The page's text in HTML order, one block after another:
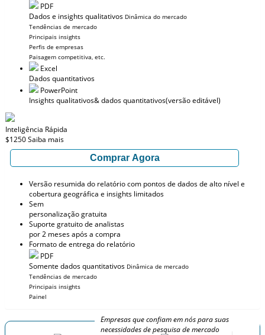
PDF
Dados e insights qualitativos Dinâmica do mercado
Tendências de mercado
Principais insights
Perfis de empresas
Paisagem competitiva, etc.
Excel
Dados quantitativos
PowerPoint
Insights qualitativos& dados quantitativos(versão editável)
Inteligência Rápida
$1250Saiba mais
Comprar Agora
Versão resumida do relatório com pontos de dados de alto nível e
cobertura geográfica e insights limitados
Sem
personalização gratuita
Suporte gratuito de analistas
por 2 meses após a compra
Formato de entrega do relatório
PDF
Somente dados quantitativos Dinâmica de mercado
Tendências de mercado
Principais insights
Painel
Empresas que confiam em nós para suas
necessidades de pesquisa de mercado